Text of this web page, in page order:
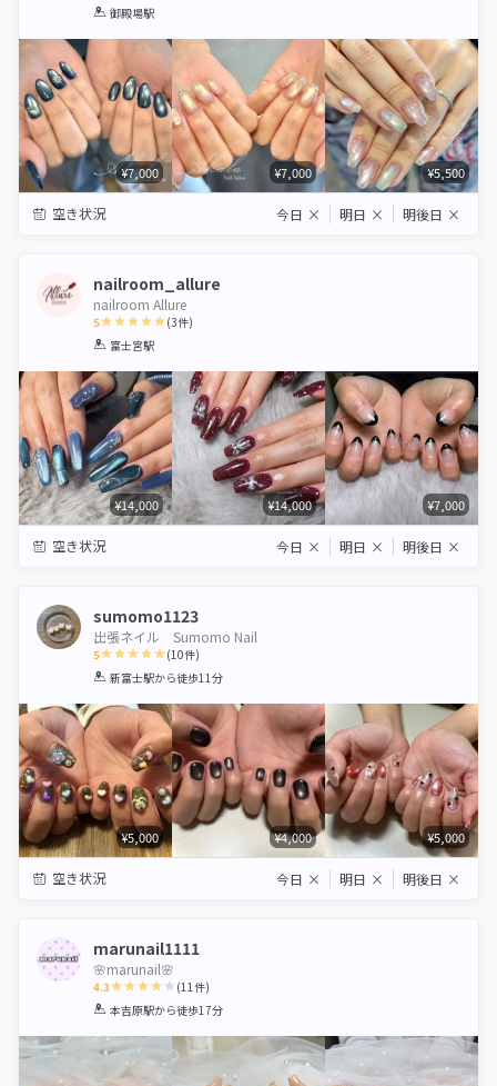
1 2 3 4 5
御殿場駅
¥7,000 ¥7,000 ¥5,500
空き状況 今日 × 明日 × 明後日 ×
nailroom_allure
nailroom Allure
5
1 2 3 4 5
(3件)
富士宮駅
¥14,000 ¥14,000 ¥7,000
空き状況 今日 × 明日 × 明後日 ×
sumomo1123
出張ネイル Sumomo Nail
5
1 2 3 4 5
(10件)
新富士駅から徒歩11分
¥5,000 ¥4,000 ¥5,000
空き状況 今日 × 明日 × 明後日 ×
marunail1111
🌸marunail🌸
4.3
1 2 3 4 5
(11件)
本吉原駅から徒歩17分